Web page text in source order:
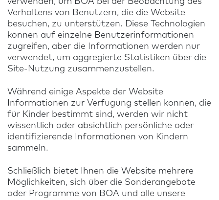
Verhaltens von Benutzern, die die Website
besuchen, zu unterstützen. Diese Technologien
können auf einzelne Benutzerinformationen
zugreifen, aber die Informationen werden nur
verwendet, um aggregierte Statistiken über die
Site-Nutzung zusammenzustellen.
Während einige Aspekte der Website
Informationen zur Verfügung stellen können, die
für Kinder bestimmt sind, werden wir nicht
wissentlich oder absichtlich persönliche oder
identifizierende Informationen von Kindern
sammeln.
Schließlich bietet Ihnen die Website mehrere
Möglichkeiten, sich über die Sonderangebote
oder Programme von BOA und alle unsere